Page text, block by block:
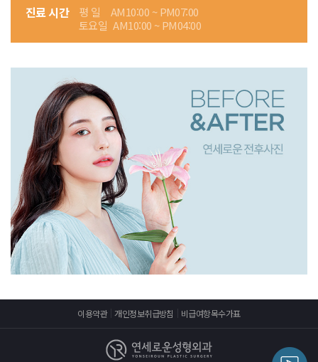
진료 시간 평 일
AM10:00 ~ PM07:00
토요일 AM10:00 ~ PM04:00
이용약관 개인정보취급방침 비급여항목수가표